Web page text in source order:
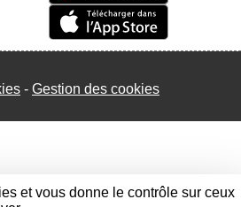
Gestion des cookies
et vous donne le contrôle sur ceux